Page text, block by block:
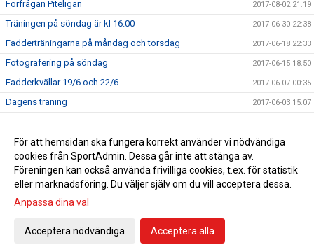
Förfrågan Piteligan 2017-08-02 21:19
Träningen på söndag är kl 16.00 2017-06-30 22:38
Fadderträningarna på måndag och torsdag 2017-06-18 22:33
Fotografering på söndag 2017-06-15 18:50
Fadderkvällar 19/6 och 22/6 2017-06-07 00:35
Dagens träning 2017-06-03 15:07
Anmäl ditt barn här 2017-05-11 17:17
Välkomna till upptaktsträff för föräldrar till barn födda 2011 2017-04-24 12:30
Gå till Webbversion
För att hemsidan ska fungera korrekt använder vi nödvändiga
cookies från SportAdmin. Dessa går inte att stänga av.
Föreningen kan också använda frivilliga cookies, t.ex. för statistik
eller marknadsföring. Du väljer själv om du vill acceptera dessa.
Anpassa dina val
Acceptera nödvändiga Acceptera alla